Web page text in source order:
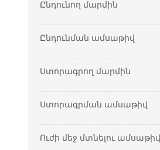
Ընդունող մարմին
Ընդունման ամսաթիվ
Ստորագրող մարմին
Ստորագրման ամսաթիվ
Ուժի մեջ մտնելու ամսաթիվ